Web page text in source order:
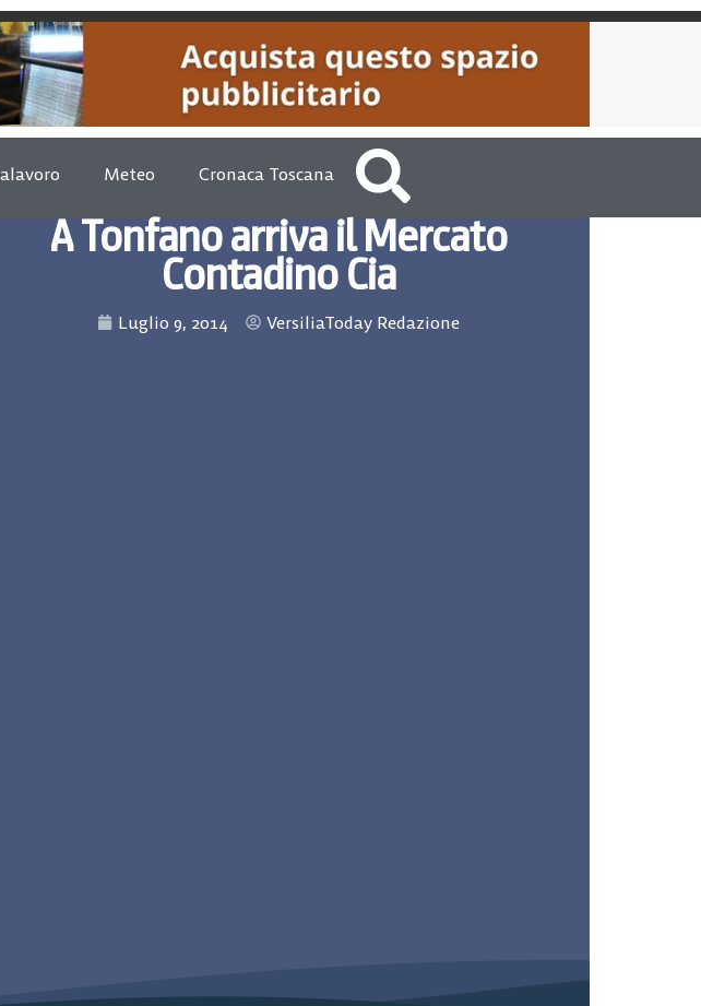
Meteo Cronaca Toscana
A Tonfano arriva il Mercato
Contadino Cia
Luglio 9, 2014 VersiliaToday Redazione